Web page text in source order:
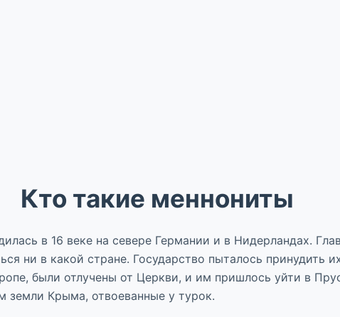
Кто такие меннониты
в 16 веке на севере Германии и в Нидерландах.
ни в какой стране. Государство пыталось принудить
были отлучены от Церкви, и им пришлось уйти в
земли Крыма, отвоеванные у турок.